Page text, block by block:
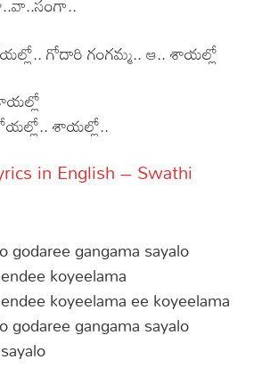
గోదారి గంగమ్మ.. ఆ.. శాయల్లో
శాయల్లో..
in English – Swathi
godaree gangama sayalo
koyeelama
koyeelama ee koyeelama
godaree gangama sayalo